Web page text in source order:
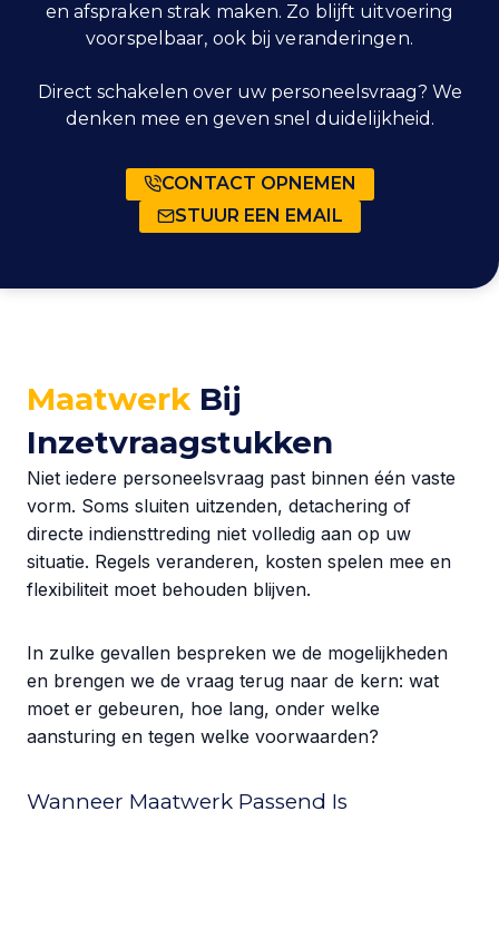
en afspraken strak maken. Zo blijft uitvoering
voorspelbaar, ook bij veranderingen.
Direct schakelen over uw personeelsvraag? We
denken mee en geven snel duidelijkheid.
CONTACT OPNEMEN
STUUR EEN EMAIL
Maatwerk Bij
Inzetvraagstukken
Niet iedere personeelsvraag past binnen één vaste
vorm. Soms sluiten uitzenden, detachering of
directe indiensttreding niet volledig aan op uw
situatie. Regels veranderen, kosten spelen mee en
flexibiliteit moet behouden blijven.
In zulke gevallen bespreken we de mogelijkheden
en brengen we de vraag terug naar de kern: wat
moet er gebeuren, hoe lang, onder welke
aansturing en tegen welke voorwaarden?
Wanneer Maatwerk Passend Is